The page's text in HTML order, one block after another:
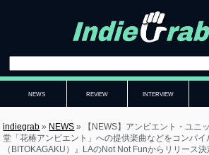
NEWS REVIEW INTERVIEW
indiegrab » NEWS »
【NEWS】アンビエント・ユ
堂「花椿アンビエント」への提供楽曲などをコンパ
（BITOKAGAKU）』LAのNot Not Funからリリース決